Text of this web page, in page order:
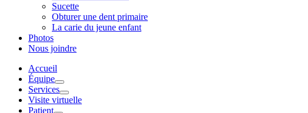
Sucette
Obturer une dent primaire
La carie du jeune enfant
Photos
Nous joindre
Accueil
Équipe
Services
Visite virtuelle
Patient